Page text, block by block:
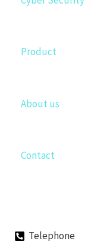
Product
About us
Contact
Telephone